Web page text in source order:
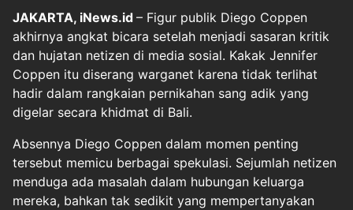
JAKARTA, iNews.id – Figur publik Diego Coppen
akhirnya angkat bicara setelah menjadi sasaran kritik
dan hujatan netizen di media sosial. Kakak Jennifer
Coppen itu diserang warganet karena tidak terlihat
hadir dalam rangkaian pernikahan sang adik yang
digelar secara khidmat di Bali.
Absennya Diego Coppen dalam momen penting
tersebut memicu berbagai spekulasi. Sejumlah netizen
menduga ada masalah dalam hubungan keluarga
mereka, bahkan tak sedikit yang mempertanyakan